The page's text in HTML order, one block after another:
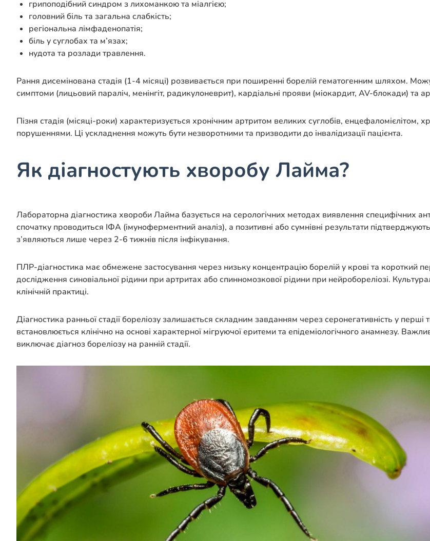
грипоподібний синдром з лихоманкою та міалгією;
головний біль та загальна слабкість;
регіональна лімфаденопатія;
біль у суглобах та м’язах;
нудота та розлади травлення.
Рання дисемінована стадія (1-4 місяці) розвивається при поширенні борелій гематогенним шляхом.
симптоми (лицьовий параліч, менінгіт, радикулоневрит), кардіальні прояви (міокардит, AV-блокади) та
Пізня стадія (місяці-роки) характеризується хронічним артритом великих суглобів, енцефаломієлітом,
порушеннями. Ці ускладнення можуть бути незворотними та призводити до інвалідизації пацієнта.
Як діагностують хворобу Лайма?
Лабораторна діагностика хвороби Лайма базується на серологічних методах виявлення специфічних
спочатку проводиться ІФА (імуноферментний аналіз), а позитивні або сумнівні результати
з’являються лише через 2-6 тижнів після інфікування.
ПЛР-діагностика має обмежене застосування через низьку концентрацію борелій у крові та короткий
дослідження синовіальної рідини при артритах або спинномозкової рідини при нейробореліозі.
клінічній практиці.
Діагностика ранньої стадії бореліозу залишається складним завданням через серонегативність у
встановлюється клінічно на основі характерної мігруючої еритеми та епідеміологічного анамнезу.
виключає діагноз бореліозу на ранній стадії.